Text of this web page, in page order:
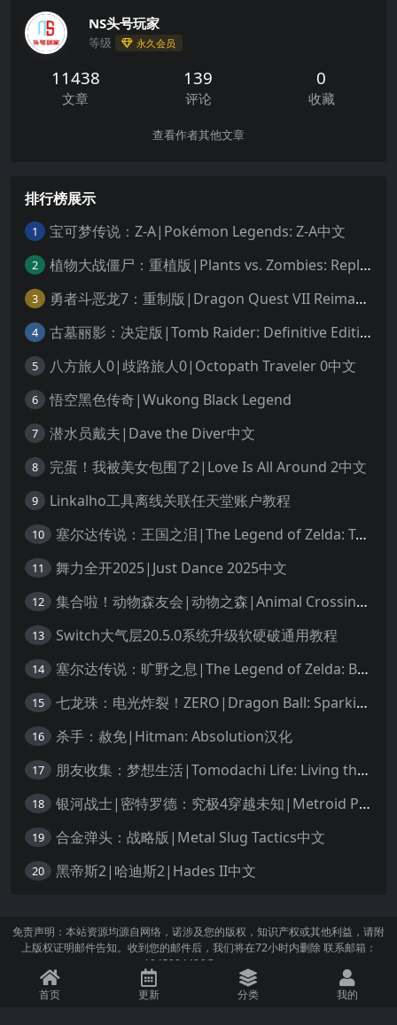
NS头号玩家
等级 永久会员
11438
文章
139
评论
0
收藏
查看作者其他文章
排行榜展示
1 宝可梦传说：Z-A|Pokémon Legends: Z-A中文
2 植物大战僵尸：重植版|Plants vs. Zombies: Replanted中文
3 勇者斗恶龙7：重制版|Dragon Quest VII Reimagined中文
4 古墓丽影：决定版|Tomb Raider: Definitive Edition中文
5 八方旅人0|歧路旅人0|Octopath Traveler 0中文
6 悟空黑色传奇|Wukong Black Legend
7 潜水员戴夫|Dave the Diver中文
8 完蛋！我被美女包围了2|Love Is All Around 2中文
9 Linkalho工具离线关联任天堂账户教程
10 塞尔达传说：王国之泪|The Legend of Zelda: Tears of the Kingdom中文
11 舞力全开2025|Just Dance 2025中文
12 集合啦！动物森友会|动物之森|Animal Crossing: New Horizons中文
13 Switch大气层20.5.0系统升级软硬破通用教程
14 塞尔达传说：旷野之息|The Legend of Zelda: Breath of the Wild中文
15 七龙珠：电光炸裂！ZERO|Dragon Ball: Sparking! Zero中文
16 杀手：赦免|Hitman: Absolution汉化
17 朋友收集：梦想生活|Tomodachi Life: Living the Dream中文
18 银河战士|密特罗德：究极4穿越未知|Metroid Prime 4: Beyond中文
19 合金弹头：战略版|Metal Slug Tactics中文
20 黑帝斯2|哈迪斯2|Hades II中文
免责声明：本站资源均源自网络，诺涉及您的版权，知识产权或其他利益，请附
上版权证明邮件告知。收到您的邮件后，我们将在72小时内删除 联系邮箱：
1245294496@qq.com
首页 更新 分类 我的